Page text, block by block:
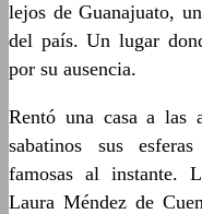
lejos de Guanajuato,
del país. Un lugar
por su ausencia.
Rentó una casa a las
sabatinos sus
famosas al instante.
Laura Méndez de